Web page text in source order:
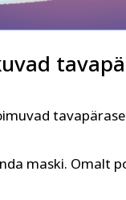
maski. Omalt